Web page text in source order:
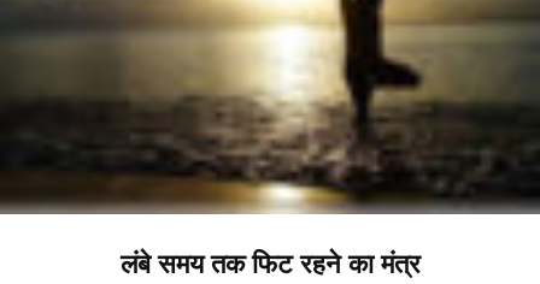
लंबे समय तक फिट रहने का मंत्र